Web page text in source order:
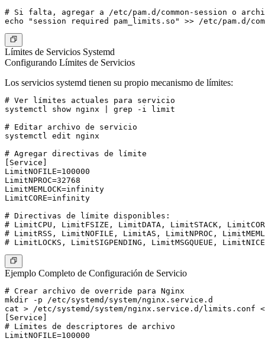
# Si falta, agregar a /etc/pam.d/common-session o
Límites de Servicios Systemd
Configurando Límites de Servicios
Los servicios systemd tienen su propio mecanismo de límites:
# Ver límites actuales para servicio
systemctl show nginx | grep -i limit
# Editar archivo de servicio
systemctl edit nginx
# Agregar directivas de límite
[Service]
LimitNOFILE=100000
LimitNPROC=32768
LimitMEMLOCK=infinity
LimitCORE=infinity
# Directivas de límite disponibles:
# LimitCPU, LimitFSIZE, LimitDATA, LimitSTACK,
# LimitRSS, LimitNOFILE, LimitAS, LimitNPROC,
Ejemplo Completo de Configuración de Servicio
# Crear archivo de override para Nginx
mkdir -p /etc/systemd/system/nginx.service.d
cat > /etc/systemd/system/nginx.service.d/limits.conf
[Service]
# Límites de descriptores de archivo
LimitNOFILE=100000